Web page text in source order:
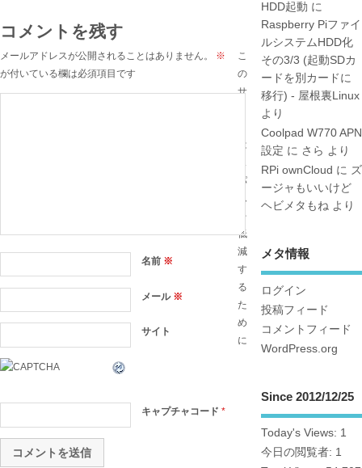
コメントを残す
メールアドレスが公開されることはありません。
※
が付いている欄は必須項目です
名前 ※
メール ※
サイト
キャプチャコード *
こ
の
サ
は
パ
ム
を
低
減
す
る
た
め
に
HDD起動 に
Raspberry Piファイ
ルシステムHDD化
その3/3 (起動SDカ
ードを別カードに
移行) - 屋根裏Linux
より
Coolpad W770 APN
設定 に さら より
RPi ownCloud に ズ
ージャもいいけど
ヘビメタもねより
メタ情報
ログイン
投稿フィード
コメントフィード
WordPress.org
Since 2012/12/25
Today's Views: 1
今日の閲覧者: 1